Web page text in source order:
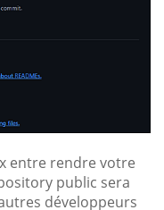
entre rendre votre
public sera
développeurs